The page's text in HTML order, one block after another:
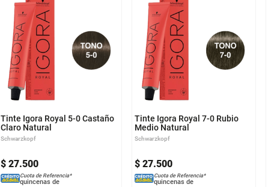
Tinte Igora Royal 5-0 Castaño
Claro Natural
Schwarzkopf
$ 27.500
Cuota de Referencia*
quincenas de
Tinte Igora Royal 7-0 Rubio
Medio Natural
Schwarzkopf
$ 27.500
Cuota de Referencia*
quincenas de